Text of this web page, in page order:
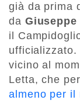
già da prima
da Giuseppe
il
ufficializzato.
vicino al
Letta, che
almeno per il